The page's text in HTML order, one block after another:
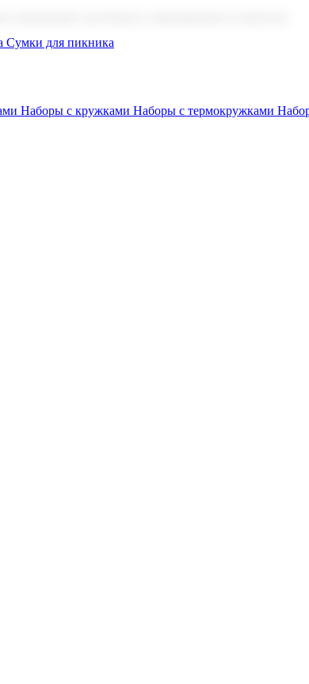
Сумки для пикника
для бизнеса, мероприятия и клиентов.
Наборы с кружками Наборы с термокружками